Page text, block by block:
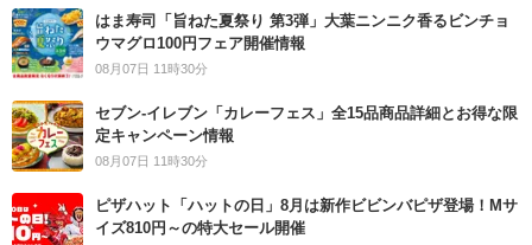
はま寿司「旨ねた夏祭り 第3弾」大葉ニンニク香るビンチョ
ウマグロ100円フェア開催情報
08月07日 11時30分
セブン‐イレブン「カレーフェス」全15品商品詳細とお得な限
定キャンペーン情報
08月07日 11時30分
ピザハット「ハットの日」8月は新作ビビンバピザ登場！Mサ
イズ810円～の特大セール開催